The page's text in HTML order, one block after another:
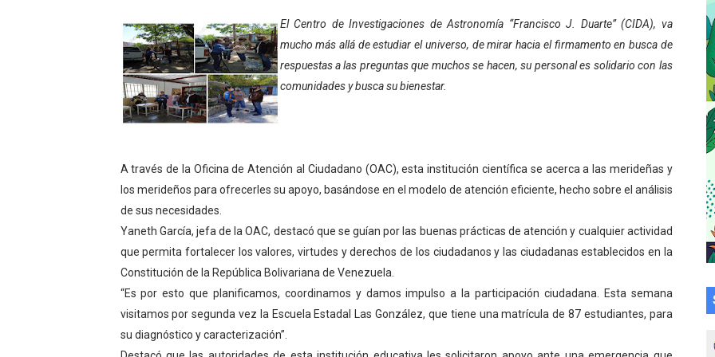
Fundecem inició con éxito el taller vacacional de origami
El Lactario del Iahula celebra la Semana Mundial de la Lactancia Materna
Plan Vacacional "Venezuela Ríe 2026" brinda recreación y cultura a niños del
Iniciación al yoga reúne a diversos clubes deportivos de Zea en una enriquecedora
Mincomunas impulsa el autogobierno en Mérida con plan de actualización y atención
‎Unión cívico militar rindió honores a la Bandera Nacional en Mérida
Gobernación de Mérida realizó jornada socialista en Ecomersa El Vigía
Inicia el Plan Cultura Vacacional 2026 en el estado Mérida
Ibime inició tradicional plan vacacional Aventuras en Vacaciones
Merideños disfrutarán del Plan Agosto Escuelas Abiertas 2026
El Centro de Investigaciones de Astronomía “Francisco J. Duarte” (CIDA), va
mucho más allá de estudiar el universo, de mirar hacia el firmamento en busca de
respuestas a las preguntas que muchos se hacen, su personal es solidario con las
comunidades y busca su bienestar.
A través de la Oficina de Atención al Ciudadano (OAC), esta institución científica se acerca a las merideñas y
los merideños para ofrecerles su apoyo, basándose en el modelo de atención eficiente, hecho sobre el análisis
de sus necesidades.
Yaneth García, jefa de la OAC, destacó que se guían por las buenas prácticas de atención y cualquier actividad
que permita fortalecer los valores, virtudes y derechos de los ciudadanos y las ciudadanas establecidos en la
Constitución de la República Bolivariana de Venezuela.
“Es por esto que planificamos, coordinamos y damos impulso a la participación ciudadana. Esta semana
visitamos por segunda vez la Escuela Estadal Las González, que tiene una matrícula de 87 estudiantes, para
su diagnóstico y caracterización”.